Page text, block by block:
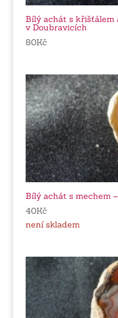
Bílý achát s křišťálem
v Doubravicích
80Kč
Bílý achát s mechem
40Kč
není skladem